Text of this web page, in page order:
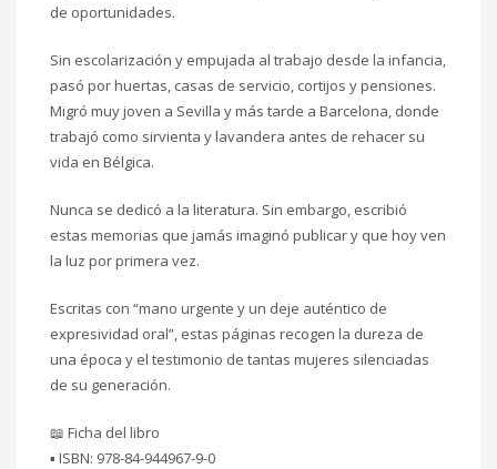
de oportunidades.
Sin escolarización y empujada al trabajo desde la infancia,
pasó por huertas, casas de servicio, cortijos y pensiones.
Migró muy joven a Sevilla y más tarde a Barcelona, donde
trabajó como sirvienta y lavandera antes de rehacer su
vida en Bélgica.
Nunca se dedicó a la literatura. Sin embargo, escribió
estas memorias que jamás imaginó publicar y que hoy ven
la luz por primera vez.
Escritas con “mano urgente y un deje auténtico de
expresividad oral”, estas páginas recogen la dureza de
una época y el testimonio de tantas mujeres silenciadas
de su generación.
📖 Ficha del libro
▪️ ISBN: 978-84-944967-9-0